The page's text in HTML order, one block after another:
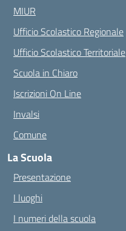
MIUR
Ufficio Scolastico Regionale
Ufficio Scolastico Territoriale
Scuola in Chiaro
Iscrizioni On Line
Invalsi
Comune
La Scuola
Presentazione
I luoghi
I numeri della scuola